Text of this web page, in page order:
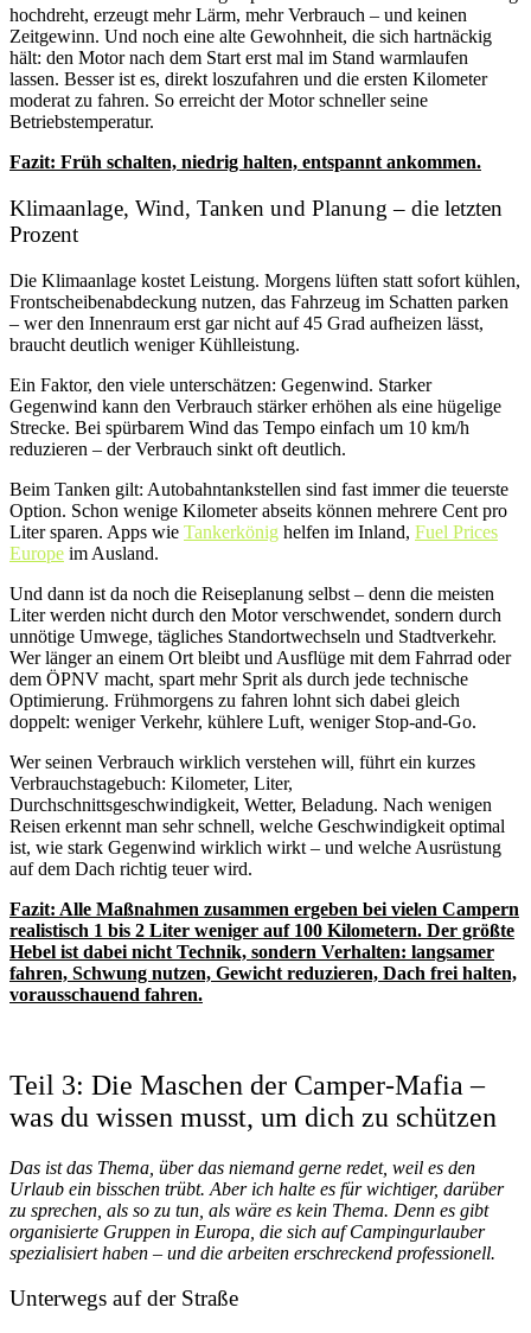
hochdreht, erzeugt mehr Lärm, mehr Verbrauch – und keinen
Zeitgewinn. Und noch eine alte Gewohnheit, die sich hartnäckig
hält: den Motor nach dem Start erst mal im Stand warmlaufen
lassen. Besser ist es, direkt loszufahren und die ersten Kilometer
moderat zu fahren. So erreicht der Motor schneller seine
Betriebstemperatur.
Fazit: Früh schalten, niedrig halten, entspannt ankommen.
Klimaanlage, Wind, Tanken und Planung – die letzten
Prozent
Die Klimaanlage kostet Leistung. Morgens lüften statt sofort kühlen,
Frontscheibenabdeckung nutzen, das Fahrzeug im Schatten parken
– wer den Innenraum erst gar nicht auf 45 Grad aufheizen lässt,
braucht deutlich weniger Kühlleistung.
Ein Faktor, den viele unterschätzen: Gegenwind. Starker
Gegenwind kann den Verbrauch stärker erhöhen als eine hügelige
Strecke. Bei spürbarem Wind das Tempo einfach um 10 km/h
reduzieren – der Verbrauch sinkt oft deutlich.
Beim Tanken gilt: Autobahntankstellen sind fast immer die teuerste
Option. Schon wenige Kilometer abseits können mehrere Cent pro
Liter sparen. Apps wie Tankerkönig helfen im Inland, Fuel Prices
Europe im Ausland.
Und dann ist da noch die Reiseplanung selbst – denn die meisten
Liter werden nicht durch den Motor verschwendet, sondern durch
unnötige Umwege, tägliches Standortwechseln und Stadtverkehr.
Wer länger an einem Ort bleibt und Ausflüge mit dem Fahrrad oder
dem ÖPNV macht, spart mehr Sprit als durch jede technische
Optimierung. Frühmorgens zu fahren lohnt sich dabei gleich
doppelt: weniger Verkehr, kühlere Luft, weniger Stop-and-Go.
Wer seinen Verbrauch wirklich verstehen will, führt ein kurzes
Verbrauchstagebuch: Kilometer, Liter,
Durchschnittsgeschwindigkeit, Wetter, Beladung. Nach wenigen
Reisen erkennt man sehr schnell, welche Geschwindigkeit optimal
ist, wie stark Gegenwind wirklich wirkt – und welche Ausrüstung
auf dem Dach richtig teuer wird.
Fazit: Alle Maßnahmen zusammen ergeben bei vielen Campern
realistisch 1 bis 2 Liter weniger auf 100 Kilometern. Der größte
Hebel ist dabei nicht Technik, sondern Verhalten: langsamer
fahren, Schwung nutzen, Gewicht reduzieren, Dach frei halten,
vorausschauend fahren.
Teil 3: Die Maschen der Camper-Mafia –
was du wissen musst, um dich zu schützen
Das ist das Thema, über das niemand gerne redet, weil es den
Urlaub ein bisschen trübt. Aber ich halte es für wichtiger, darüber
zu sprechen, als so zu tun, als wäre es kein Thema. Denn es gibt
organisierte Gruppen in Europa, die sich auf Campingurlauber
spezialisiert haben – und die arbeiten erschreckend professionell.
Unterwegs auf der Straße